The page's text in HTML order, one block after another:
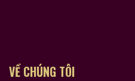
VỀ CHÚNG TÔI